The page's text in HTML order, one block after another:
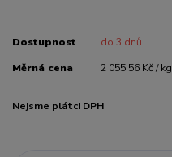
Dostupnost do 3 dnů
Měrná cena 2 055,56 Kč / kg
Nejsme plátci DPH